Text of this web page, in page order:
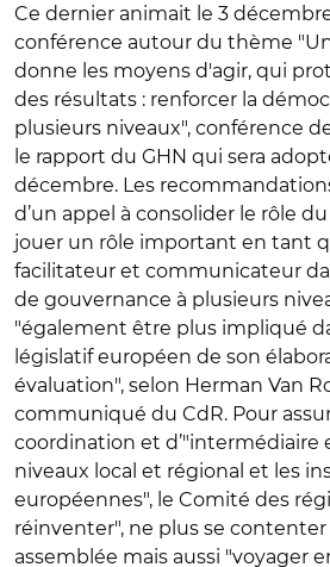
Ce dernier animait le 3
conférence autour du thème
donne les moyens d'agir, qui
des résultats : renforcer la
plusieurs niveaux", conférence
le rapport du GHN qui sera
décembre. Les
d’un appel à consolider le rôle
jouer un rôle important en tant
facilitateur et communicateur
de gouvernance à plusieurs
"également être plus impliqué
législatif européen de son
évaluation", selon Herman Van
communiqué du CdR. Pour
coordination et d’"intermédiaire
niveaux local et régional et les
européennes", le Comité des
réinventer", ne plus se contenter
assemblée mais aussi "voyager